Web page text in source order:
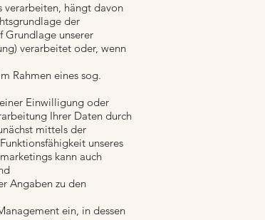
verarbeiten, hängt davon
der
Grundlage unserer
verarbeitet oder, wenn
Rahmen eines sog.
Einwilligung oder
Ihrer Daten durch
mittels der
unseres
kann auch
Angaben zu den
ein, in dessen